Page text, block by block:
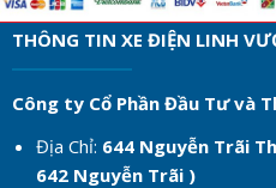
THÔNG TIN XE ĐIỆN LINH
Công ty Cổ Phần Đầu Tư và
Địa Chỉ: 644 Nguyễn Trãi
642 Nguyễn Trãi )